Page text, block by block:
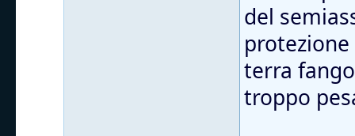
del
terra
troppo